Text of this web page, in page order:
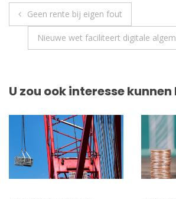
Berichtnavigatie
Geen rente bij eigen fout
Nieuwe wet faciliteert digitale
U zou ook interesse